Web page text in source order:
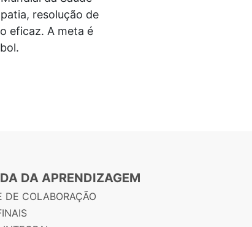
resolução de
eficaz. A meta é
DA APRENDIZAGEM
DE COLABORAÇÃO